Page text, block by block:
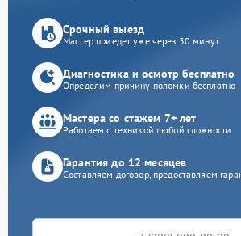
Срочный выезд
Мастер приедет уже через 30 минут
Диагностика и осмотр бесплатно
Определим причину поломки бесплатно
Мастера со стажем 7+ лет
Работаем с техникой любой сложности
Гарантия до 12 месяцев
Составляем договор, предоставляем